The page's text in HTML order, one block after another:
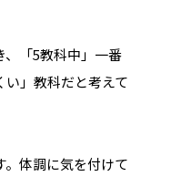
、「5教科中」一番
い」教科だと考えて
。体調に気を付けて